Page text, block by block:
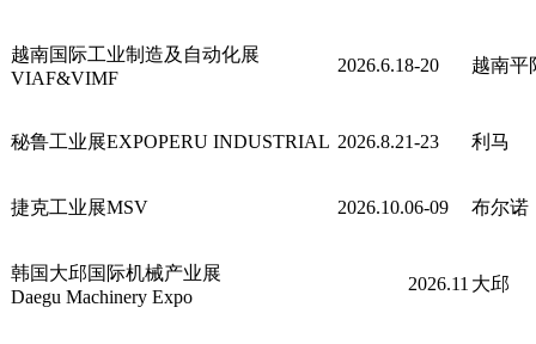
越南国际工业制造及自动化展
VIAF&VIMF
2026.6.18-20 越南平
秘鲁工业展EXPOPERU INDUSTRIAL 2026.8.21-23 利马
捷克工业展MSV 2026.10.06-09 布尔诺
韩国大邱国际机械产业展
Daegu Machinery Expo
2026.11 大邱